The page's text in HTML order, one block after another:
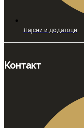
Лајсни и додатоци
Контакт